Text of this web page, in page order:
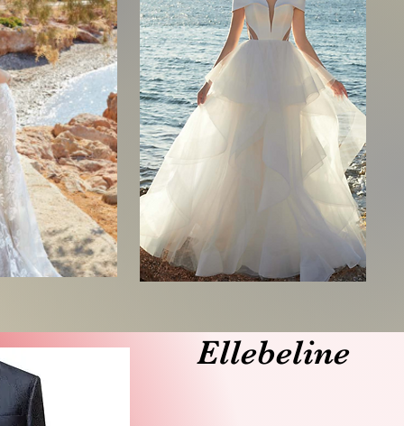
Ellebeline